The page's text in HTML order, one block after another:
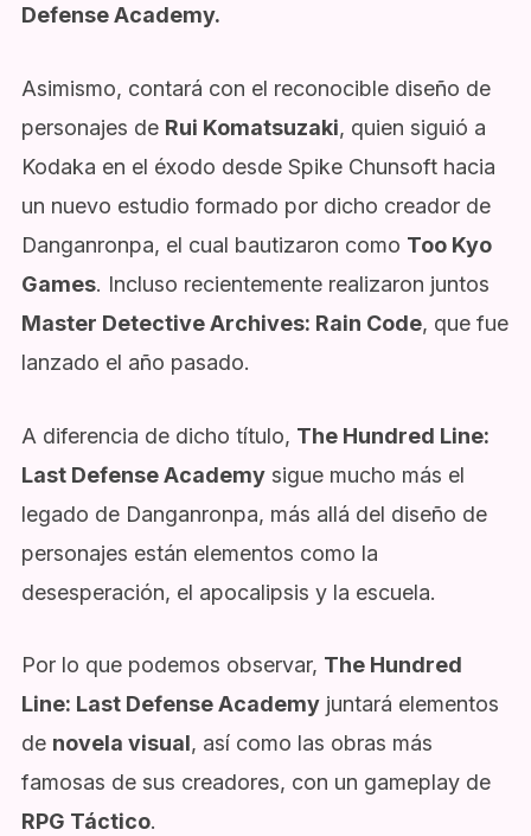
Defense Academy.
Asimismo, contará con el reconocible diseño de
personajes de Rui Komatsuzaki, quien siguió a
Kodaka en el éxodo desde Spike Chunsoft hacia
un nuevo estudio formado por dicho creador de
Danganronpa, el cual bautizaron como Too Kyo
Games. Incluso recientemente realizaron juntos
Master Detective Archives: Rain Code, que fue
lanzado el año pasado.
A diferencia de dicho título, The Hundred Line:
Last Defense Academysigue mucho más el
legado de Danganronpa, más allá del diseño de
personajes están elementos como la
desesperación, el apocalipsis y la escuela.
Por lo que podemos observar, The Hundred
Line: Last Defense Academyjuntará elementos
de novela visual, así como las obras más
famosas de sus creadores, con un gameplay de
RPG Táctico.